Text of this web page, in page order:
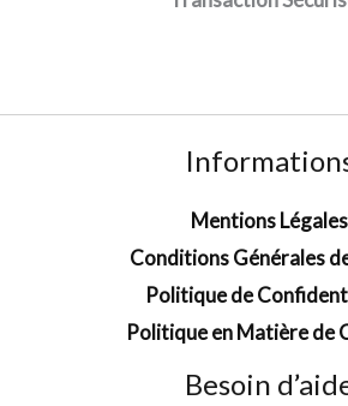
Mentions Légales
Conditions Générales
Politique de
Politique en Matière de
Besoin